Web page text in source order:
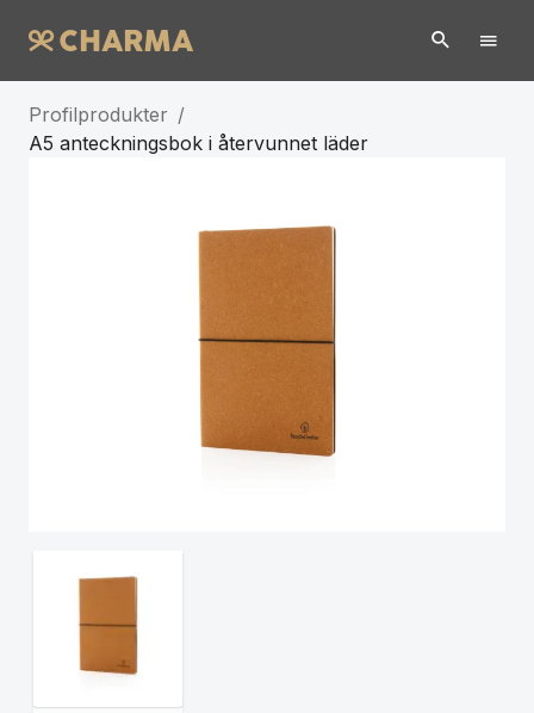
Profilprodukter /
A5 anteckningsbok i återvunnet läder